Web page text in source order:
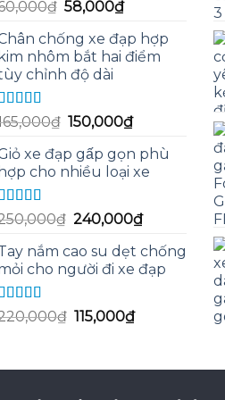
xếp
hạng
5.005
₫ Giá
là:
60,000₫.
58,000₫Giá
tại
là:
chống xe đạp hợp
kim nhôm bắt hai điểm
chỉnh độ dài
xếp
hạng
5.005
₫ Giá
là:
165,000₫.
150,000₫Giá
tại
là:
xe đạp gấp gọn phù
hợp cho nhiều loại xe
xếp
hạng
5
₫ Giá
là:
250,000₫.
240,000₫Giá
tại
là:
240,000₫.
nắm cao su dẹt chống
cho người đi xe đạp
xếp
hạng
5
₫ Giá
220,000₫.
115,000₫Giá
là: